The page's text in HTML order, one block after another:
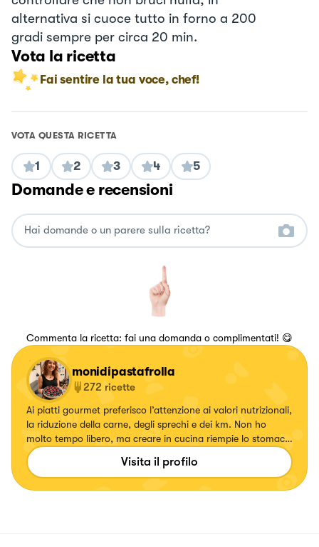
alternativa si cuoce tutto in forno a 200
gradi sempre per circa 20 min.
Vota la ricetta
Fai sentire la tua voce, chef!
VOTA QUESTA RICETTA
1 2 3 4 5
Domande e recensioni
Commenta la ricetta: fai una domanda o complimentati! 😋
monidipastafrolla
272 ricette
Ai piatti gourmet preferisco l’attenzione ai valori nutrizionali,
la riduzione della carne, degli sprechi e dei km. Non ho
molto tempo libero, ma creare in cucina riempie lo stomaco
e il ❤️
Visita il profilo